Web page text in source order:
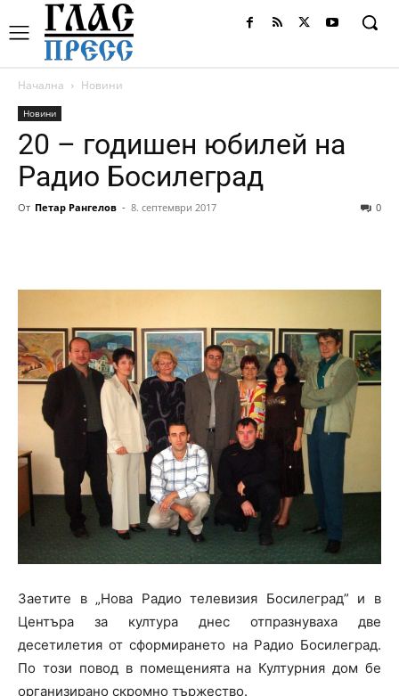
Начална Новини
Новини
20 – годишен юбилей на
Радио Босилеград
От Петар Рангелов - 8. септември 2017 0
Заетите в „Нова Радио телевизия Босилеград” и в
Центъра за култура днес отпразнуваха две
десетилетия от сформирането на Радио Босилеград.
По този повод в помещенията на Културния дом бе
организирано скромно тържество.